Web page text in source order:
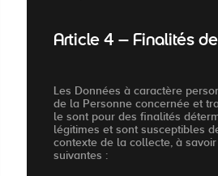
Article 4 – Finalités
Les Données à caractère
de la Personne concernée et
le sont pour des finalités
légitimes et sont susceptibles
contexte de la collecte, à
suivantes :